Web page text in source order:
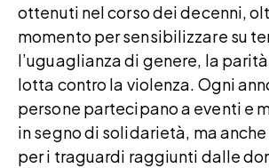
ottenuti nel corso dei decenni,
momento per sensibilizzare su
l’uguaglianza di genere, la
lotta contro la violenza. Ogni
persone partecipano a eventi e
in segno di solidarietà, ma
per i traguardi raggiunti dalle